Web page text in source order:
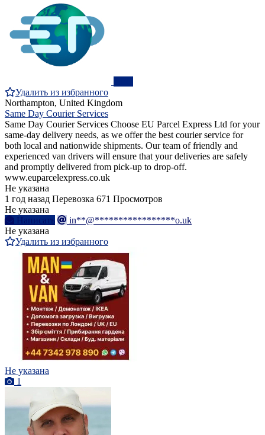
Удалить из избранного
Northampton, United Kingdom
Same Day Courier Services
Same Day Courier Services Choose EU Parcel Express Ltd for your
same-day delivery needs, as we offer the best courier service for
both local and nationwide shipments. Our team of friendly and
experienced van drivers will ensure that your deliveries are safely
and promptly delivered from pick-up to drop-off.
www.euparcelexpress.co.uk
Не указана
1 год назад Перевозка 671 Просмотров
Не указана
Написать
in**@*****************o.uk
Не указана
Удалить из избранного
Не указана
1